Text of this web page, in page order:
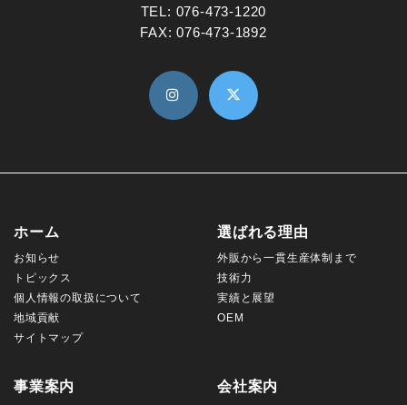
TEL: 076-473-1220
FAX: 076-473-1892
ホーム
お知らせ
トピックス
個人情報の取扱について
地域貢献
サイトマップ
選ばれる理由
外販から一貫生産体制まで
技術力
実績と展望
OEM
事業案内 会社案内